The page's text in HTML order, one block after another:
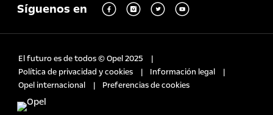
Síguenos en
El futuro es de todos © Opel 2025
Política de privacidad y cookies
Información legal
Opel internacional
Preferencias de cookies